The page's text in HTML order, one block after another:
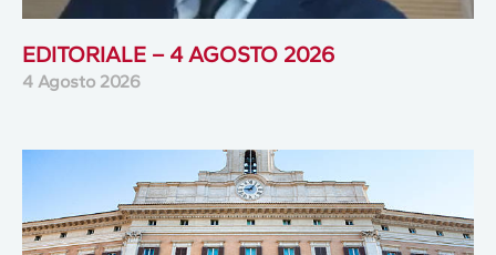
EDITORIALE – 4 AGOSTO 2026
4 Agosto 2026